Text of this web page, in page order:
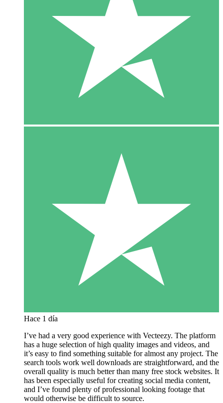
Hace 1 día
I’ve had a very good experience with Vecteezy. The platform
has a huge selection of high quality images and videos, and
it’s easy to find something suitable for almost any project. The
search tools work well downloads are straightforward, and the
overall quality is much better than many free stock websites. It
has been especially useful for creating social media content,
and I’ve found plenty of professional looking footage that
would otherwise be difficult to source.